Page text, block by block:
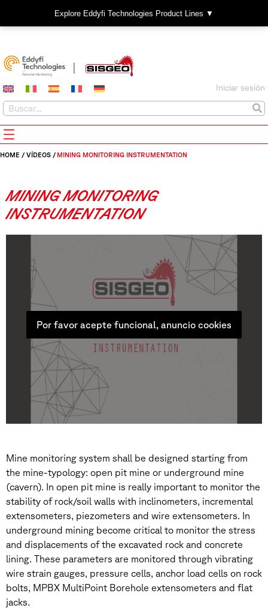
Explore Eddyfi Technologies Product Lines ▼
Iniciar sesión
HOME / VÍDEOS / MINING MONITORING INSTRUMENTATION
MINING MONITORING
INSTRUMENTATION
Por favor acepte funcional, anuncio cookies
Mine monitoring system shall be designed starting from
the mine-typology: open pit mine or underground mine
(cavern). In open pit mine is really important to monitor the
stability of rock/soil walls with inclinometers, incremental
extensometers, piezometers and wire extensometers. In
underground mining become critical to monitor the stress
and displacements of the excavated rock and concrete
lining. These parameters are monitored through vibrating
wire strain gauges, pressure cells, anchor load cells on rock
bolts, MPBX MultiPoint Borehole extensometers and flat
jacks.